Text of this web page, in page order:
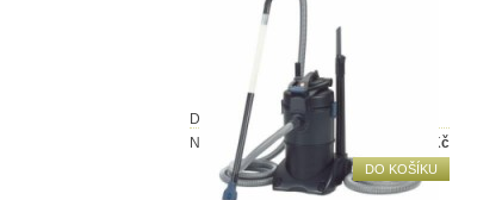
Dostupnost:
Nedostupné
Nedostupné
Kč
DO KOŠÍKU